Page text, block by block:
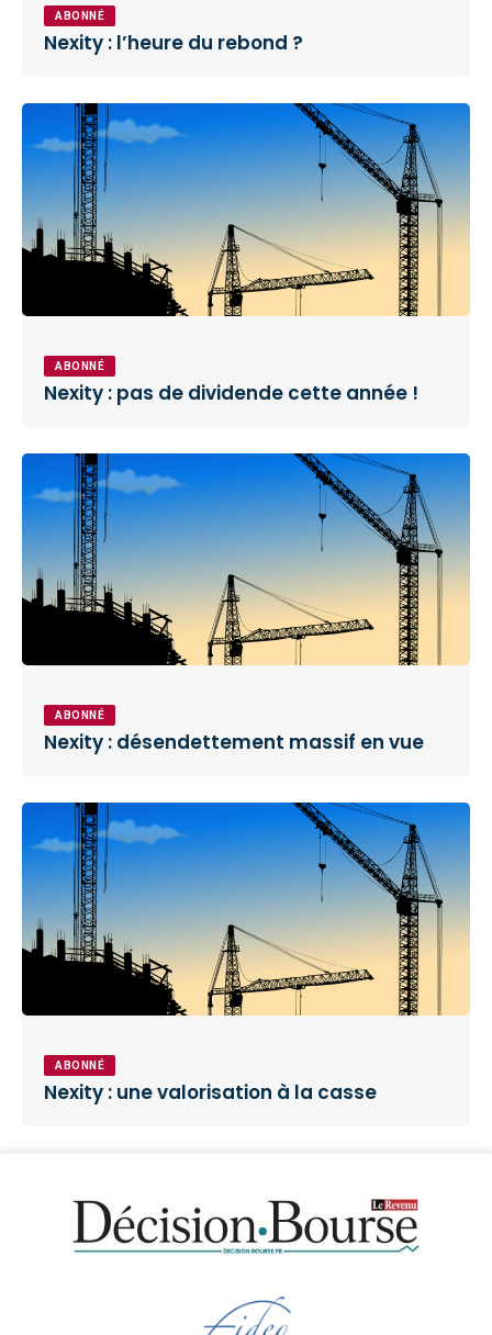
ABONNÉ
Nexity : l’heure du rebond ?
ABONNÉ
Nexity : pas de dividende cette année !
ABONNÉ
Nexity : désendettement massif en vue
ABONNÉ
Nexity : une valorisation à la casse